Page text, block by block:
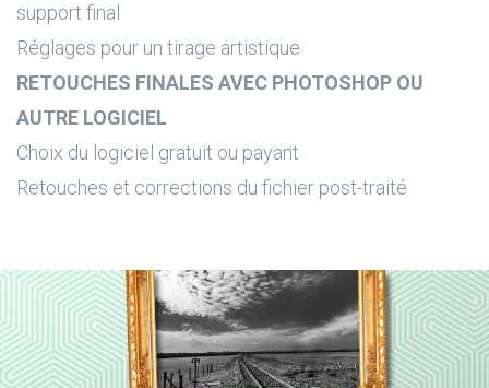
support final
Réglages pour un tirage artistique
RETOUCHES FINALES AVEC PHOTOSHOP OU
AUTRE LOGICIEL
Choix du logiciel gratuit ou payant
Retouches et corrections du fichier post-traité